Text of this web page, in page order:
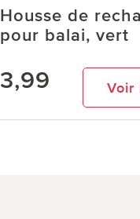
Housse de
pour balai, vert
3,99 Voir